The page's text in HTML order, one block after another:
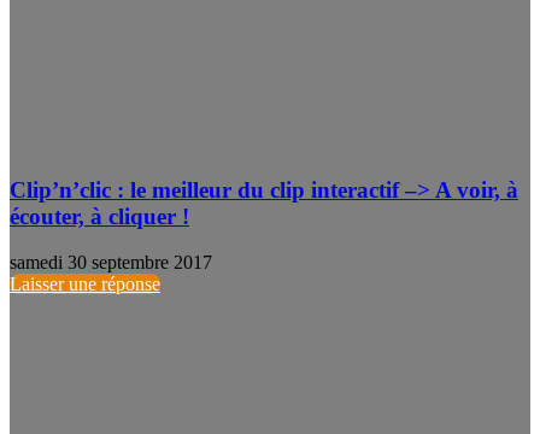
Clip’n’clic : le meilleur du clip interactif –> A voir, à
écouter, à cliquer !
samedi 30 septembre 2017
Laisser une réponse